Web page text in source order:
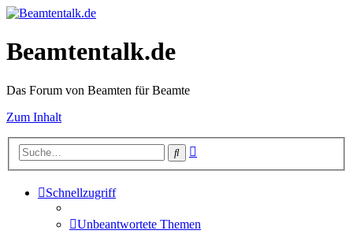
Beamtentalk.de
Das Forum von Beamten für Beamte
Zum Inhalt
Suche
Schnellzugriff
Unbeantwortete Themen